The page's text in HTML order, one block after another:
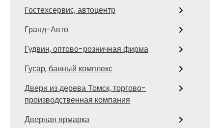
Гостехсервис, автоцентр
Гранд-Авто
Гудвин, оптово-розничная фирма
Гусар, банный комплекс
Двери из дерева Томск, торгово-
производственная компания
Дверная ярмарка